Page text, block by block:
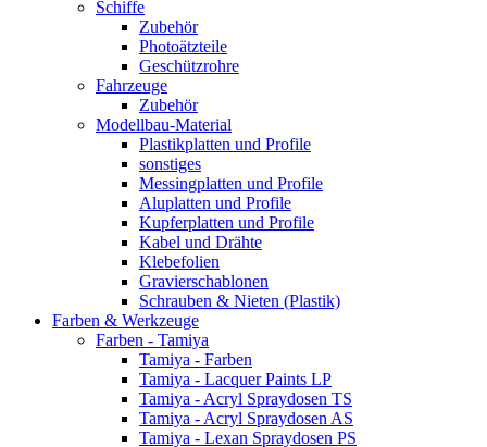
Schiffe
Zubehör
Photoätzteile
Geschützrohre
Fahrzeuge
Zubehör
Modellbau-Material
Plastikplatten und Profile
sonstiges
Messingplatten und Profile
Aluplatten und Profile
Kupferplatten und Profile
Kabel und Drähte
Klebefolien
Gravierschablonen
Schrauben & Nieten (Plastik)
Farben & Werkzeuge
Farben - Tamiya
Tamiya - Farben
Tamiya - Lacquer Paints LP
Tamiya - Acryl Spraydosen TS
Tamiya - Acryl Spraydosen AS
Tamiya - Lexan Spraydosen PS